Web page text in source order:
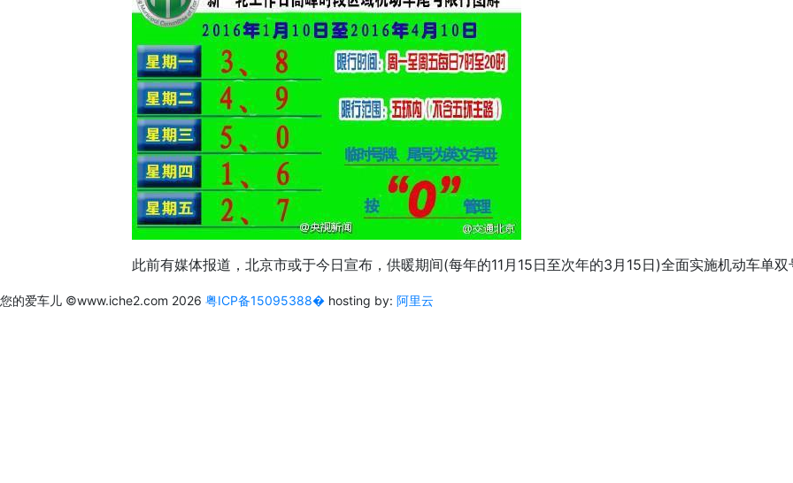
此前有媒体报道，北京市或于今日宣布，供暖期间(每年的11月15日至次年的3月15日)全面实施机动车单双
您的爱车儿 ©www.iche2.com 2026 粤ICP备15095388� hosting by: 阿里云